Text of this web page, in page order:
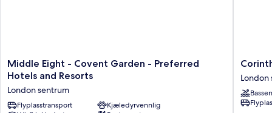
Middle
Eight
Covent
Garden
Middle Eight - Covent Garden - Preferred
Hotels and Resorts
London sentrum
Flyplasstransport
Kjæledyrvennlig
London
London
sentrum
London